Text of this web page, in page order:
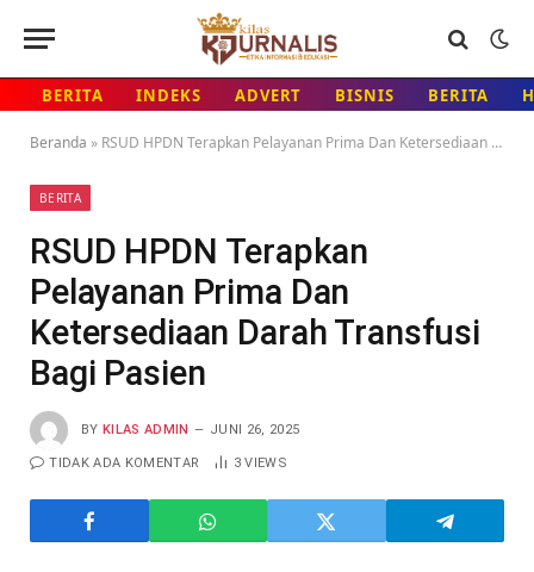
BERITA INDEKS ADVERT BISNIS BERITA
Beranda » RSUD HPDN Terapkan Pelayanan Prima Dan Ketersediaan Darah Transfusi Bagi Pasien
BERITA
RSUD HPDN Terapkan
Pelayanan Prima Dan
Ketersediaan Darah Transfusi
Bagi Pasien
BY KILAS ADMIN JUNI 26, 2025
TIDAK ADA KOMENTAR 3VIEWS